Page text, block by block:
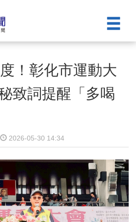
！彰化市運動大
致詞提醒「多喝
2026-05-30 14:34